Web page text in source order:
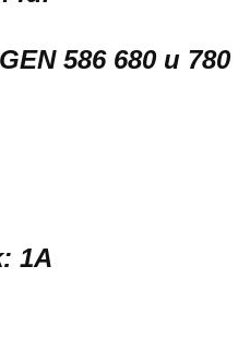
586 680 u 780
1A